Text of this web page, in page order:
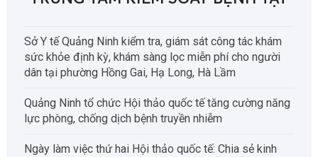
Sở Y tế Quảng Ninh kiểm tra, giám sát công tác khám
sức khỏe định kỳ, khám sàng lọc miễn phí cho người
dân tại phường Hồng Gai, Hạ Long, Hà Lầm
Quảng Ninh tổ chức Hội thảo quốc tế tăng cường năng
lực phòng, chống dịch bệnh truyền nhiễm
Ngày làm việc thứ hai Hội thảo quốc tế: Chia sẻ kinh